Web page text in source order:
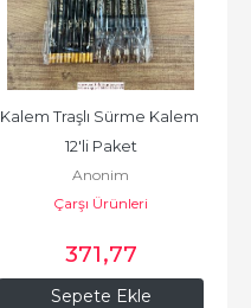
Sepete Ekle
Kalem Traşlı Sürme Kalem
12'li Paket
Anonim
Çarşı Ürünleri
371,77